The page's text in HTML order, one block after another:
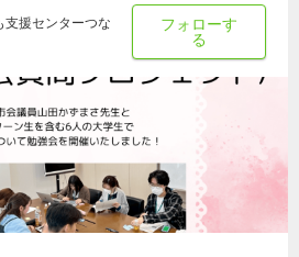
支援センターつな
フォローす
る